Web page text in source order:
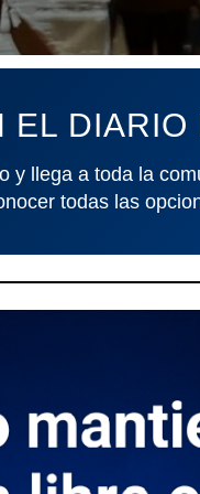
EL DIARIO
y llega a toda la
todas las